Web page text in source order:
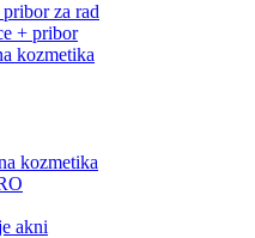
za rad
+ pribor
kozmetika
kozmetika
akni